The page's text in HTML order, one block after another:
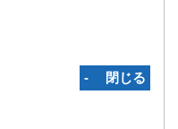
‐ 閉じる